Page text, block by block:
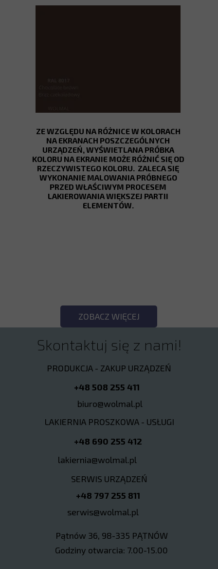
ZOBACZ WIĘCEJ
ZE WZGLĘDU NA RÓŻNICE W KOLORACH
NA EKRANACH POSZCZEGÓLNYCH
URZĄDZEŃ, WYŚWIETLANA PRÓBKA
KOLORU NA EKRANIE MOŻE RÓŻNIĆ SIĘ OD
RZECZYWISTEGO KOLORU. ZALECA SIĘ
WYKONANIE MALOWANIA PRÓBNEGO
PRZED WŁAŚCIWYM PROCESEM
LAKIEROWANIA WIĘKSZEJ PARTII
ELEMENTÓW.
Pątnów 36, 98-335 PĄTNÓW
Godziny otwarcia: 7.00-15.00
PRODUKCJA - ZAKUP URZĄDZEŃ
+48 508 255 411
biuro@wolmal.pl
LAKIERNIA PROSZKOWA - USŁUGI
+48 690 255 412
lakiernia@wolmal.pl
SERWIS URZĄDZEŃ
+48 797 255 811
serwis@wolmal.pl
Skontaktuj się z nami!